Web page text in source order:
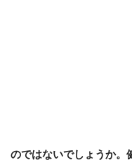
のではないでしょうか。